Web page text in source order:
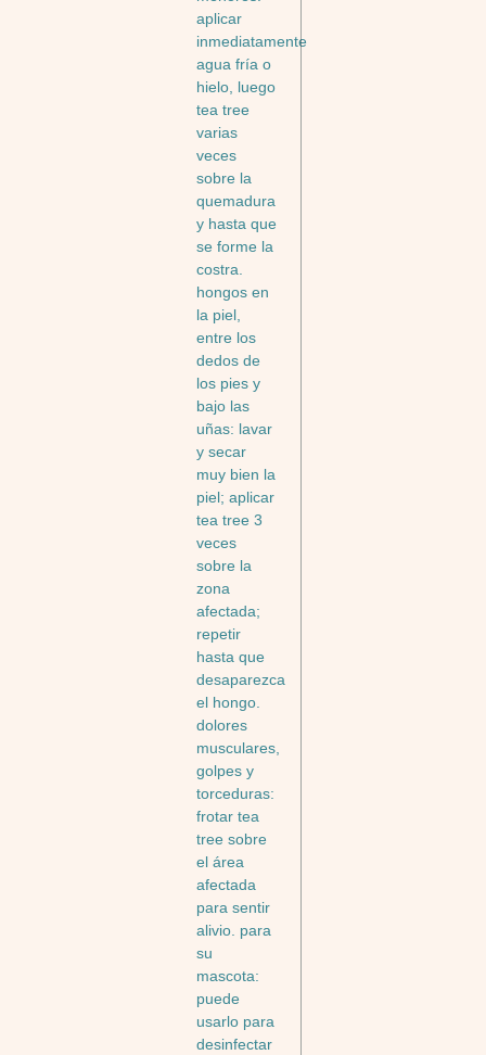
aplicar
inmediatamente
agua fría o
hielo, luego
tea tree
varias
veces
sobre la
quemadura
y hasta que
se forme la
costra.
hongos en
la piel,
entre los
dedos de
los pies y
bajo las
uñas: lavar
y secar
muy bien la
piel; aplicar
tea tree 3
veces
sobre la
zona
afectada;
repetir
hasta que
desaparezca
el hongo.
dolores
musculares,
golpes y
torceduras:
frotar tea
tree sobre
el área
afectada
para sentir
alivio. para
su
mascota:
puede
usarlo para
desinfectar